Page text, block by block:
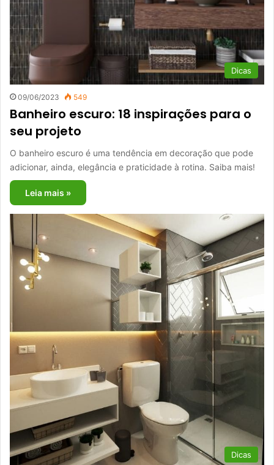
Dicas
09/06/2023 549
Banheiro escuro: 18 inspirações para o
seu projeto
O banheiro escuro é uma tendência em decoração que pode
adicionar, ainda, elegância e praticidade à rotina. Saiba mais!
Leia mais »
Dicas